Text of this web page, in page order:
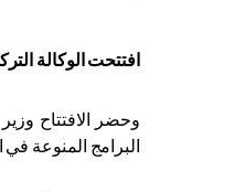
افتتحت الوكالة
وحضر الافتتاح
البرامج المنوعة في